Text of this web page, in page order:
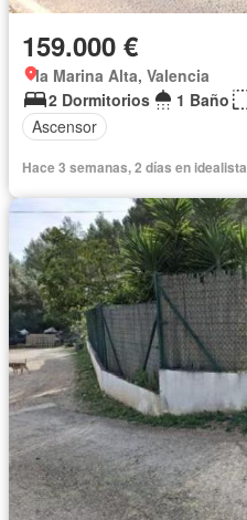
159.000 €
la Marina Alta, Valencia
2 Dormitorios
1 Baño
Ascensor
Hace 3 semanas, 2 días en idealista